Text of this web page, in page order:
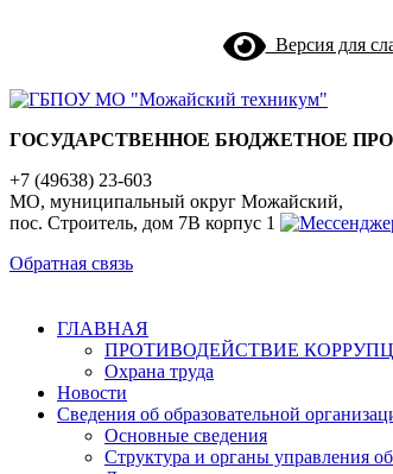
Версия для
ГОСУДАРСТВЕННОЕ БЮДЖЕТНОЕ
+7 (49638) 23-603
МО, муниципальный округ Можайский,
пос. Строитель, дом 7В корпус 1
Обратная связь
ГЛАВНАЯ
ПРОТИВОДЕЙСТВИЕ
Охрана труда
Новости
Сведения об образовательной
Основные сведения
Структура и органы управления